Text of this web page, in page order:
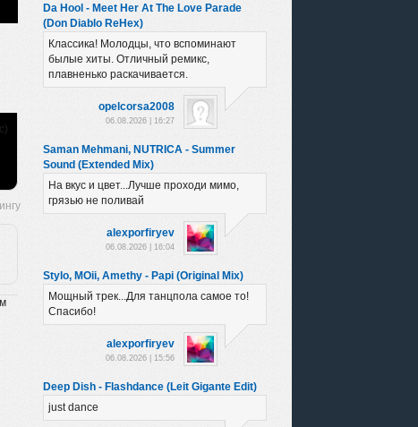
Da Hool - Meet Her At The Love Parade
(Don Diablo ReHex)
Классика! Молодцы, что вспоминают
былые хиты. Отличный ремикс,
плавненько раскачивается.
opelcorsa2008
06.08.2026 | 16:27
Saman Mehmani, NUTRICA - Summer
Sound (Extended Mix)
На вкус и цвет...Лучше проходи мимо,
грязью не поливай
alexporfiryev
06.08.2026 | 16:04
Stylo, MOii, Amethy - Papi (Original Mix)
Мощный трек...Для танцпола самое то!
Спасибо!
alexporfiryev
06.08.2026 | 15:56
Deep Dish - Flashdance (Leit Gigante Edit)
just dance